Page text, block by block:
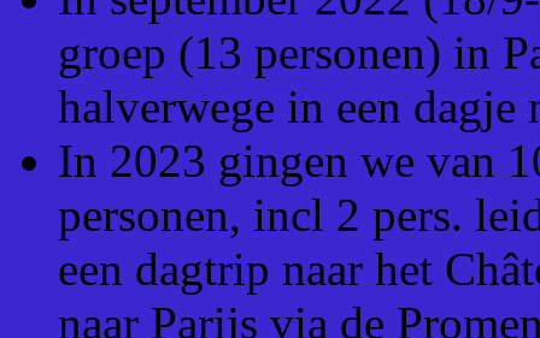
groep (13 personen) in
halverwege in een dagje
In 2023 gingen we van
personen, incl 2 pers.
een dagtrip naar het
naar Parijs via de